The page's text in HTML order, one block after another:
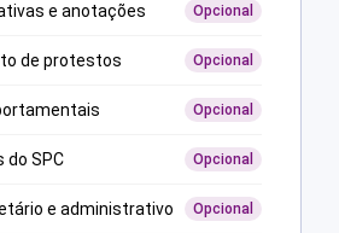
e anotações Opcional
de protestos Opcional
Opcional
do SPC Opcional
e administrativo Opcional